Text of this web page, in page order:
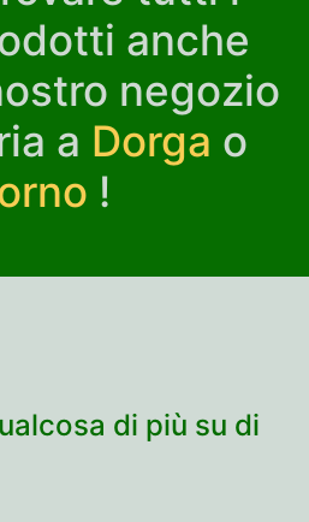
anche
negozio
a Dorga o
!
di più su di